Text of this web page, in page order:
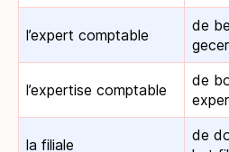
l’expert comptable
de
l’expertise comptable
de
la filiale
de